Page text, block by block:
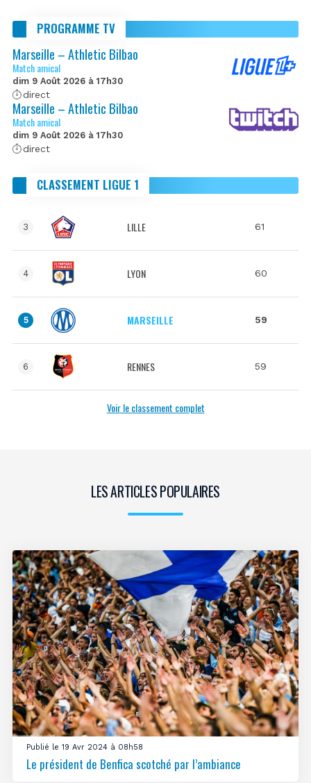
PROGRAMME TV
Marseille – Athletic Bilbao
Match amical
dim 9 Août 2026 à 17h30
direct
Marseille – Athletic Bilbao
Match amical
dim 9 Août 2026 à 17h30
direct
CLASSEMENT LIGUE 1
3 LILLE 61
4 LYON 60
5 MARSEILLE 59
6 RENNES 59
Voir le classement complet
LES ARTICLES POPULAIRES
Publié le 19 Avr 2024 à 08h58
Le président de Benfica scotché par l’ambiance